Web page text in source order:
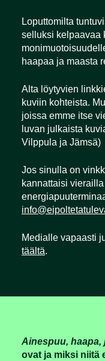
Loputtomilta
selluksi kelpaavaa
haapaa ja maasta
Alta löytyvien
kuviin kohteista.
joissa emme itse
luvan julkaista
Vilppula ja Jämsä)
Jos sinulla on
kannattaisi
Medialle vapaasti
täältä.
Ainespuu, haapa,
ovat ja miksi niitä